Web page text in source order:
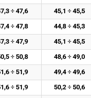
÷ 47,6
45,1 ÷ 45,5
÷ 47,8
44,8 ÷ 45,3
÷ 47,9
45,1 ÷ 45,5
÷ 50,8
48,6 ÷ 49,0
÷ 51,9
49,4 ÷ 49,6
÷ 51,9
50,2 ÷ 50,6